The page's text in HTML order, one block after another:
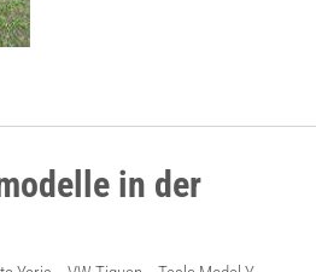
in der